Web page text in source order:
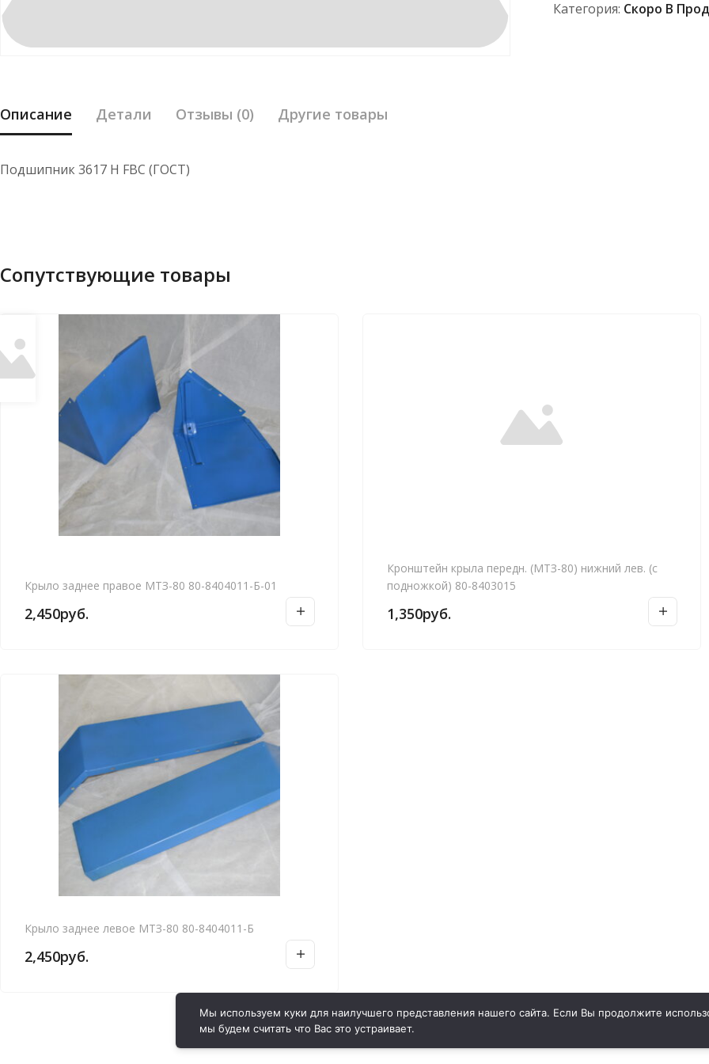
Категория: Скоро В
Описание Детали Отзывы (0) Другие товары
Подшипник 3617 Н FBC (ГОСТ)
Сопутствующие товары
Крыло заднее правое МТЗ-80 80-8404011-Б-01
2,450руб.
Кронштейн крыла передн. (МТЗ-80) нижний лев. (с
подножкой) 80-8403015
1,350руб.
Крыло заднее левое МТЗ-80 80-8404011-Б
2,450руб.
Мы используем куки для наилучшего представления нашего сайта. Если Вы продолжите
мы будем считать что Вас это устраивает.